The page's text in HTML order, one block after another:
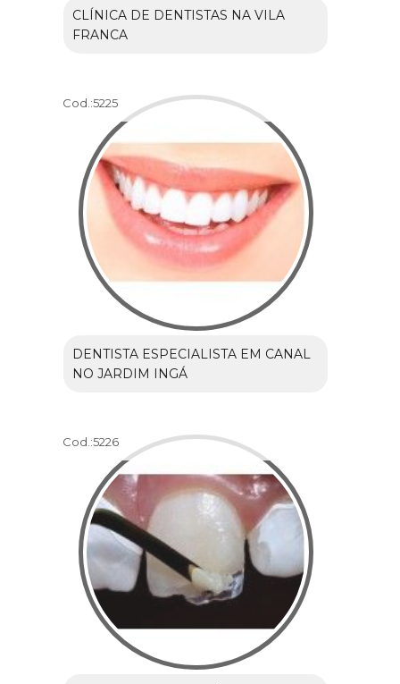
CLÍNICA DE DENTISTAS NA VILA
FRANCA
Cod.:5225
DENTISTA ESPECIALISTA EM CANAL
NO JARDIM INGÁ
Cod.:5226